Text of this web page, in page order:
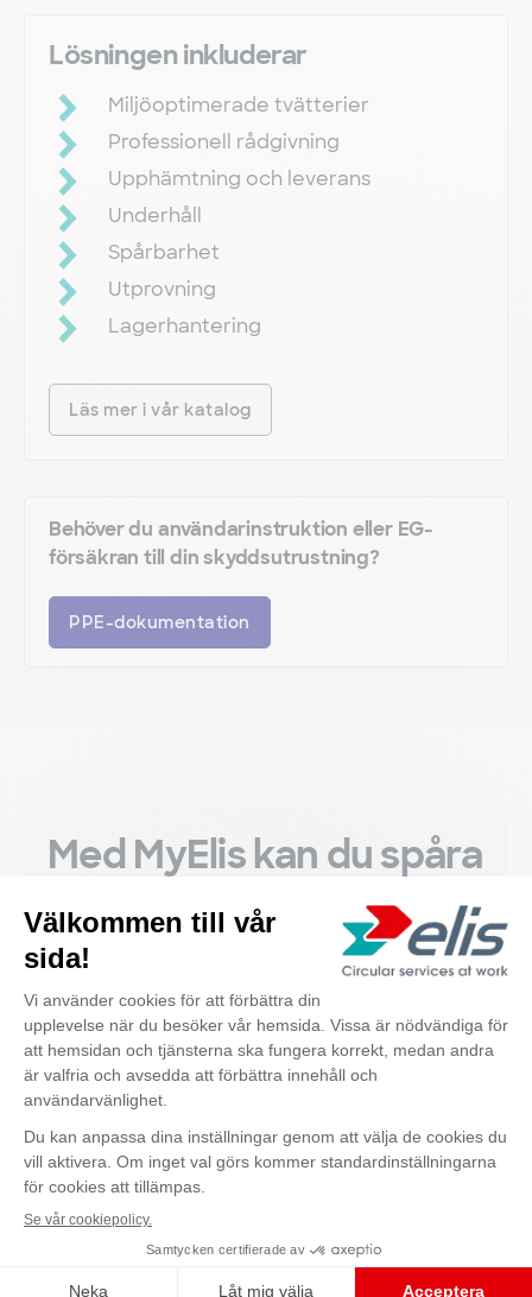
Lösningen inkluderar
Miljöoptimerade tvätterier
Professionell rådgivning
Upphämtning och leverans
Underhåll
Spårbarhet
Utprovning
Lagerhantering
Läs mer i vår katalog
Behöver du användarinstruktion eller EG-
försäkran till din skyddsutrustning?
PPE-dokumentation
Med MyElis kan du spåra
och få full kontroll över
textilförbrukningen.
Läs mer om MyElis
Upptäck också Kontakta oss